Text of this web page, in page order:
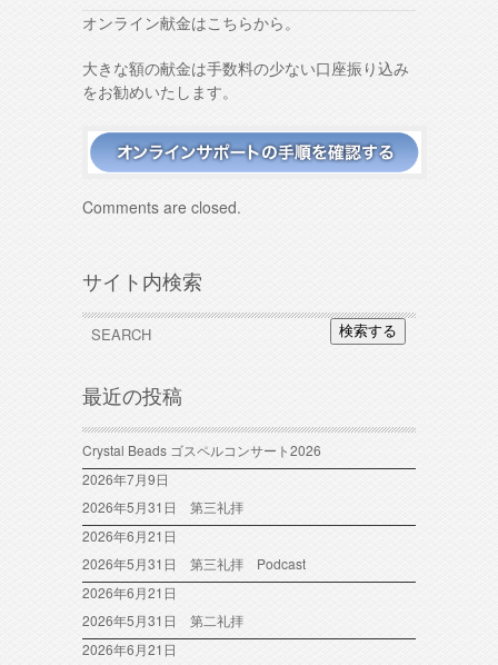
オンライン献金はこちらから。
大きな額の献金は手数料の少ない口座振り込み
をお勧めいたします。
Comments are closed.
サイト内検索
検索する
最近の投稿
Crystal Beads ゴスペルコンサート2026
2026年7月9日
2026年5月31日 第三礼拝
2026年6月21日
2026年5月31日 第三礼拝 Podcast
2026年6月21日
2026年5月31日 第二礼拝
2026年6月21日